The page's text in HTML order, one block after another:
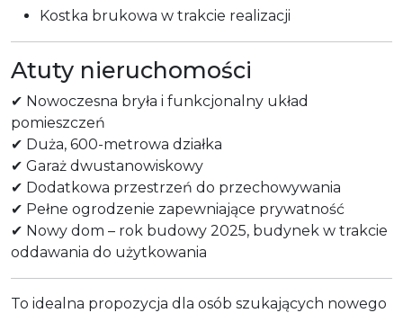
Kostka brukowa w trakcie realizacji
Atuty nieruchomości
✔ Nowoczesna bryła i funkcjonalny układ
pomieszczeń
✔ Duża, 600-metrowa działka
✔ Garaż dwustanowiskowy
✔ Dodatkowa przestrzeń do przechowywania
✔ Pełne ogrodzenie zapewniające prywatność
✔ Nowy dom – rok budowy 2025, budynek w trakcie
oddawania do użytkowania
To idealna propozycja dla osób szukających nowego